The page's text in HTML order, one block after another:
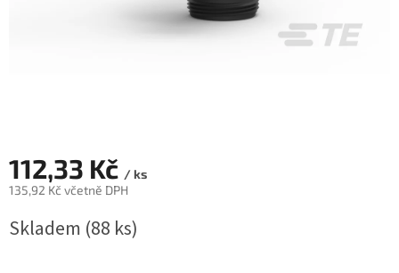
112,33 Kč / ks
135,92 Kč včetně DPH
cena:
Skladem (88 ks)